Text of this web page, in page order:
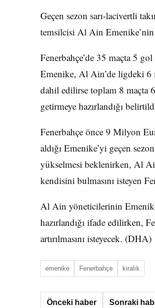
Geçen sezon sarı-lacivertli
temsilcisi Al Ain
Fenerbahçe’de 35 maçta 5
Emenike, Al Ain’de ligdeki 6
dahil edilirse toplam 8 maçta
getirmeye hazırlandığı
Fenerbahçe önce 9 Milyon
aldığı Emenike’yi geçen
yükselmesi beklenirken, Al
kendisini bulmasını isteyen
Al Ain yöneticilerinin
hazırlandığı ifade edilirken,
artırılmasını isteyecek. (DHA)
emenike Fenerbahçe kiralık
Önceki haber Sonraki